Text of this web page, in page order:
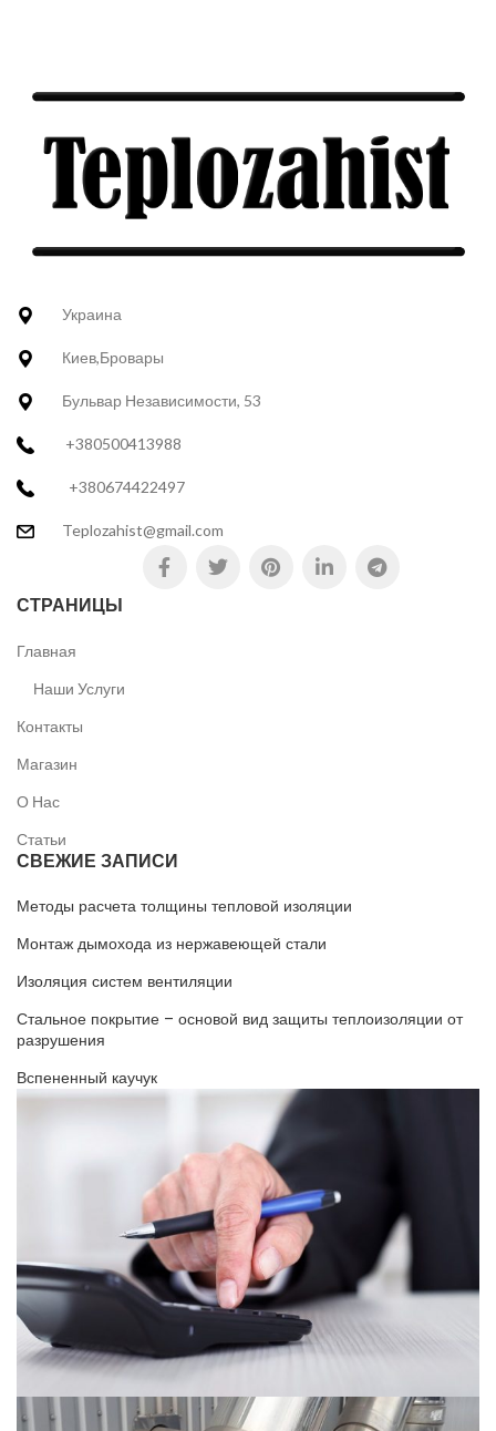
Украина
Киев,Бровары
Бульвар Независимости, 53
+380500413988
+380674422497
Teplozahist@gmail.com
СТРАНИЦЫ
Главная
Наши Услуги
Контакты
Магазин
О Нас
Статьи
СВЕЖИЕ ЗАПИСИ
Методы расчета толщины тепловой изоляции
Монтаж дымохода из нержавеющей стали
Изоляция систем вентиляции
Стальное покрытие – основой вид защиты теплоизоляции от
разрушения
Вспененный каучук